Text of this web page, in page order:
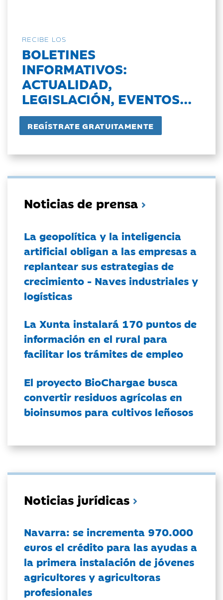
RECIBE LOS
BOLETINES
INFORMATIVOS:
ACTUALIDAD,
LEGISLACIÓN, EVENTOS...
Noticias de prensa
La geopolítica y la inteligencia
artificial obligan a las empresas a
replantear sus estrategias de
crecimiento - Naves industriales y
logísticas
La Xunta instalará 170 puntos de
información en el rural para
facilitar los trámites de empleo
El proyecto BioChargae busca
convertir residuos agrícolas en
bioinsumos para cultivos leñosos
Noticias jurídicas
Navarra: se incrementa 970.000
euros el crédito para las ayudas a
la primera instalación de jóvenes
agricultores y agricultoras
profesionales